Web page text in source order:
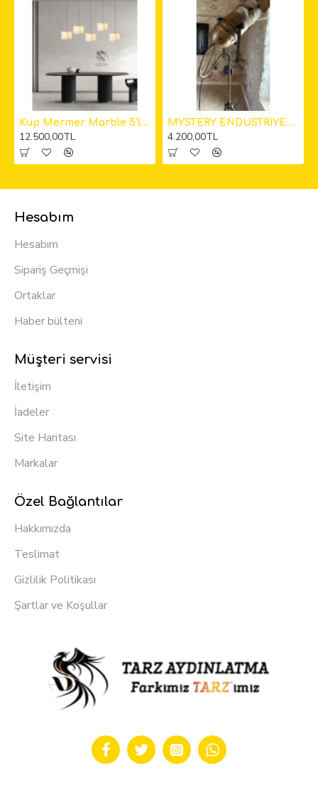
Küp Mermer Marble 5'li Sarkıt Avize 12cm
12.500,00TL
MYSTERY ENDÜSTRİYEL KAMERA LAMBADER
4.200,00TL
Hesabım
Hesabım
Sipariş Geçmişi
Ortaklar
Haber bülteni
Müşteri servisi
İletişim
İadeler
Site Haritası
Markalar
Özel Bağlantılar
Hakkımızda
Teslimat
Gizlilik Politikası
Şartlar ve Koşullar